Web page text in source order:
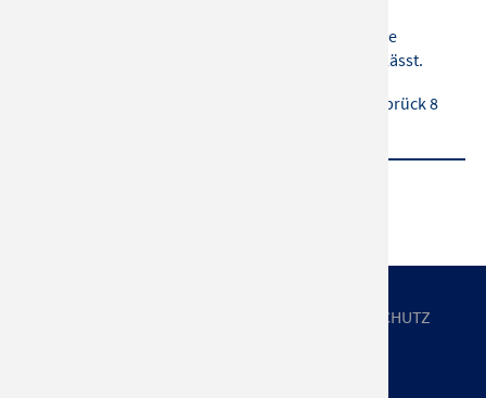
originalgetreuen, klanggewaltigen Sound, der die
Zuschauer direkt in die Filmthemen eintauchen lässt.
Highlight Concerts GmbH, Holstenbrück 8
DATENSCHUTZ